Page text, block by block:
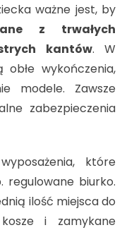
ważne jest, by
z trwałych
kantów. W
wykończenia,
modele. Zawsze
zabezpieczenia
które
regulowane biurko.
ilość miejsca do
i zamykane